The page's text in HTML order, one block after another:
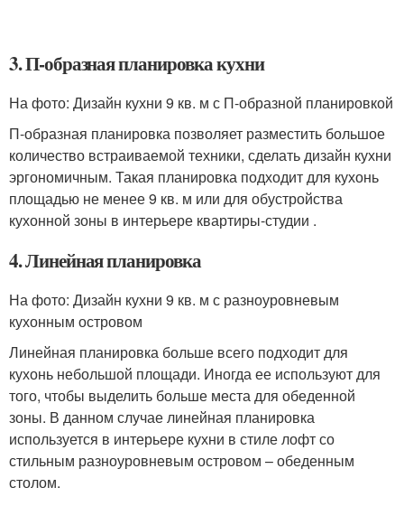
3. П-образная планировка кухни
На фото: Дизайн кухни 9 кв. м с П-образной планировкой
П-образная планировка позволяет разместить большое
количество встраиваемой техники, сделать дизайн кухни
эргономичным. Такая планировка подходит для кухонь
площадью не менее 9 кв. м или для обустройства
кухонной зоны в интерьере квартиры-студии .
4. Линейная планировка
На фото: Дизайн кухни 9 кв. м с разноуровневым
кухонным островом
Линейная планировка больше всего подходит для
кухонь небольшой площади. Иногда ее используют для
того, чтобы выделить больше места для обеденной
зоны. В данном случае линейная планировка
используется в интерьере кухни в стиле лофт со
стильным разноуровневым островом – обеденным
столом.